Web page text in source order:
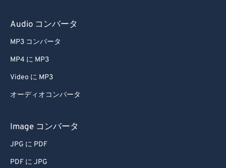
Audio コンバータ
MP3 コンバータ
MP4 に MP3
Video に MP3
オーディオコンバータ
Image コンバータ
JPG に PDF
PDF に JPG